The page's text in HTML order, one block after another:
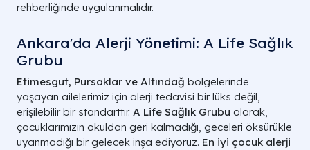
rehberliğinde uygulanmalıdır.
Ankara'da Alerji Yönetimi: A Life Sağlık
Grubu
Etimesgut, Pursaklar ve Altındağ bölgelerinde
yaşayan ailelerimiz için alerji tedavisi bir lüks değil,
erişilebilir bir standarttır. A Life Sağlık Grubu olarak,
çocuklarımızın okuldan geri kalmadığı, geceleri öksürükle
uyanmadığı bir gelecek inşa ediyoruz. En iyi çocuk alerji